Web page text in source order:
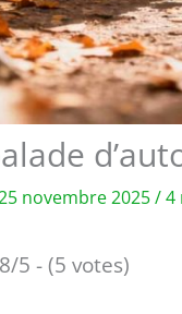
novembre 2025/4
5 - (5 votes)